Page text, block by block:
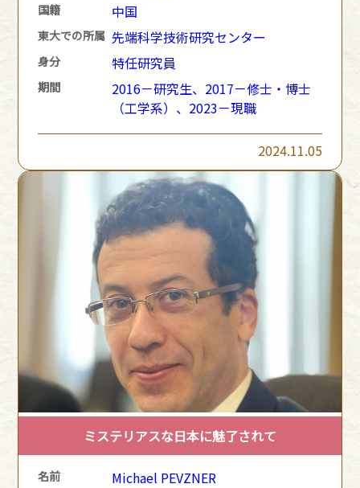
国籍 中国
東大での所属 先端科学技術研究センター
身分 特任研究員
期間
2016－研究生、2017－修士・博士
（工学系）、2023－現職
2024.11.05
ミステリアスな日本に魅了されて
名前 Michael PEVZNER